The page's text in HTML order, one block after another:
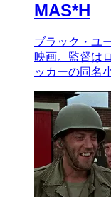
MAS*H
ブラック・ユ
映画。監督は
ッカーの同名